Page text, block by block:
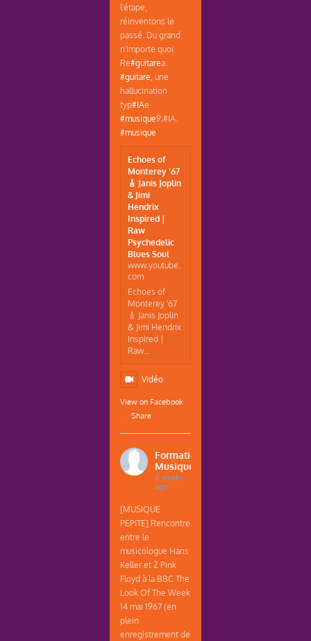
l'étape,
réinventons le
passé. Du grand
n'importe quoi.
Re#guitarea
#guitare, une
hallucination
typ#IAe
#musique9;#IA.
#musique
Echoes of
Monterey '67
🎸 Janis Joplin
& Jimi
Hendrix
Inspired |
Raw
Psychedelic
Blues Soul
www.youtube.
com
Echoes of
Monterey '67
🎸 Janis Joplin
& Jimi Hendrix
Inspired |
Raw...
Vidéo
View on Facebook
·
Share
Formations
Musique
2 weeks
ago
[MUSIQUE
PEPITE] Rencontre
entre le
musicologue Hans
Keller et 2 Pink
Floyd à la BBC The
Look Of The Week
14 mai 1967 (en
plein
enregistrement de